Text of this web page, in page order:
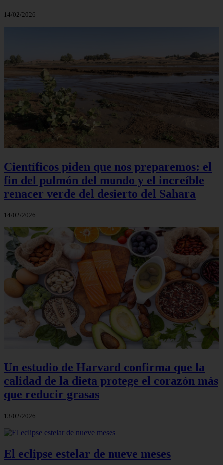
14/02/2026
Científicos piden que nos preparemos: el
fin del pulmón del mundo y el increíble
renacer verde del desierto del Sahara
14/02/2026
Un estudio de Harvard confirma que la
calidad de la dieta protege el corazón más
que reducir grasas
13/02/2026
El eclipse estelar de nueve meses